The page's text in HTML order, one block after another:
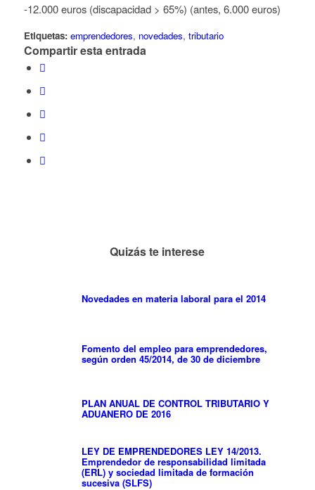
-12.000 euros (discapacidad > 65%) (antes, 6.000 euros)
Etiquetas: emprendedores, novedades, tributario
Compartir esta entrada
Quizás te interese
Novedades en materia laboral para el 2014
Fomento del empleo para emprendedores,
según orden 45/2014, de 30 de diciembre
PLAN ANUAL DE CONTROL TRIBUTARIO Y
ADUANERO DE 2016
LEY DE EMPRENDEDORES LEY 14/2013.
Emprendedor de responsabilidad limitada
(ERL) y sociedad limitada de formación
sucesiva (SLFS)